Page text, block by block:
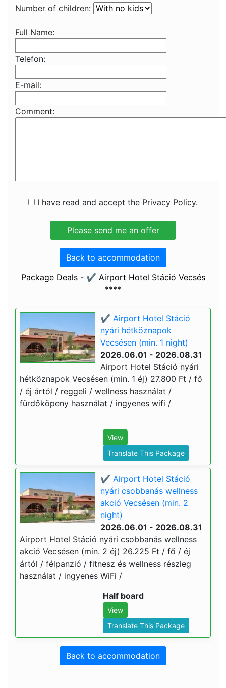
Number of children:
Full Name:
Telefon:
E-mail:
Comment:
I have read and accept the Privacy Policy.
Back to accommodation
Package Deals - ✔️ Airport Hotel Stáció Vecsés
****
✔️ Airport Hotel Stáció
nyári hétköznapok
Vecsésen (min. 1 night)
2026.06.01 - 2026.08.31
Airport Hotel Stáció nyári
hétköznapok Vecsésen (min. 1 éj) 27.800 Ft / fő
/ éj ártól / reggeli / wellness használat /
fürdőköpeny használat / ingyenes wifi /
View
Translate This Package
✔️ Airport Hotel Stáció
nyári csobbanás wellness
akció Vecsésen (min. 2
night)
2026.06.01 - 2026.08.31
Airport Hotel Stáció nyári csobbanás wellness
akció Vecsésen (min. 2 éj) 26.225 Ft / fő / éj
ártól / félpanzió / fitnesz és wellness részleg
használat / ingyenes WiFi /
Half board
View
Translate This Package
Back to accommodation